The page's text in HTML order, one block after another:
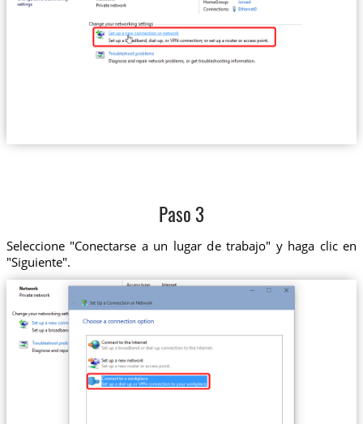
Paso 3
Seleccione "Conectarse a un lugar de trabajo" y haga clic en
"Siguiente".